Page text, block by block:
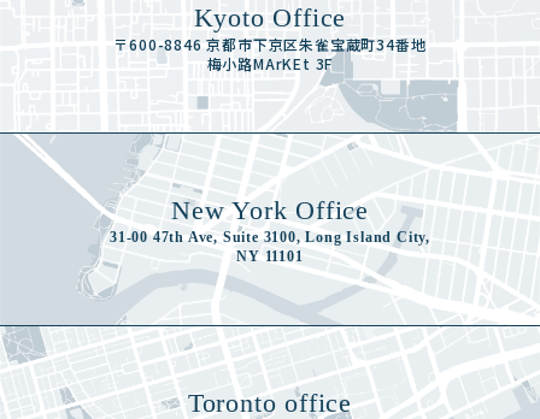
Kyoto Office
〒600-8846 京都市下京区朱雀宝蔵町34番地
梅小路MArKEt 3F
New York Office
31-00 47th Ave, Suite 3100, Long Island City,
NY 11101
Toronto office